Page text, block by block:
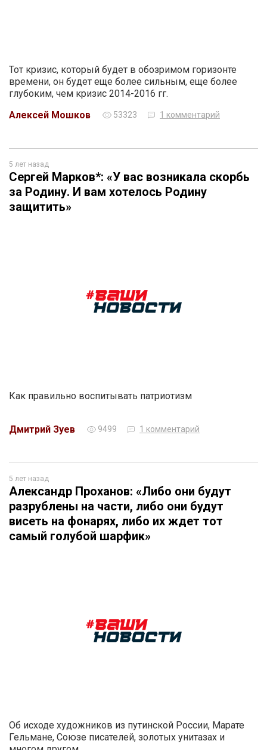
Тот кризис, который будет в обозримом горизонте
времени, он будет еще более сильным, еще более
глубоким, чем кризис 2014-2016 гг.
Алексей Мошков
53323 1 комментарий
5 лет назад
Сергей Марков*: «У вас возникала скорбь
за Родину. И вам хотелось Родину
защитить»
Как правильно воспитывать патриотизм
Дмитрий Зуев 9499 1 комментарий
5 лет назад
Александр Проханов: «Либо они будут
разрублены на части, либо они будут
висеть на фонарях, либо их ждет тот
самый голубой шарфик»
Об исходе художников из путинской России, Марате
Гельмане, Союзе писателей, золотых унитазах и